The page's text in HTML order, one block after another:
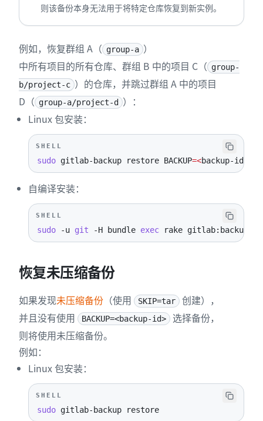
则该备份本身无法用于将特定仓库恢复到新实例。
例如，恢复群组 A（ group-a ）
中所有项目的所有仓库、群组 B 中的项目 C（ group-
b/project-c ）的仓库，并跳过群组 A 中的项目
D（ group-a/project-d
）：
Linux 包安装：
SHELL
sudo gitlab-backup restore BACKUP=<backup-id
自编译安装：
SHELL
sudo -u git -H bundle exec rake
恢复未压缩备份
如果发现未压缩备份 （使用 SKIP=tar
创建），
并且没有使用
BACKUP=<backup-id>
选择备份，
则将使用未压缩备份。
例如：
Linux 包安装：
SHELL
sudo gitlab-backup restore